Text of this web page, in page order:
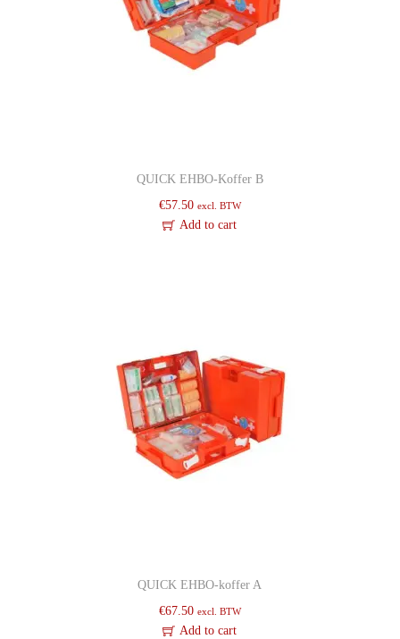
QUICK EHBO-Koffer B
€57.50 excl. BTW
Add to cart
QUICK EHBO-koffer A
€67.50 excl. BTW
Add to cart